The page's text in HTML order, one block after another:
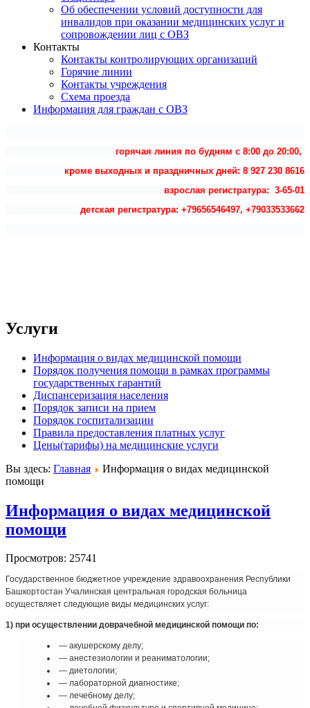
Об обеспечении условий доступности для
инвалидов при оказании медицинских услуг и
сопровождении лиц с ОВЗ
Контакты
Контакты контролирующих организаций
Горячие линии
Контакты учреждения
Схема проезда
Информация для граждан с ОВЗ
горячая линия по будням с 8:00 до 20:00,
кроме выходных и праздничных дней: 8 927 230 8616
взрослая регистратура: 3-65-01
детская регистратура: +79656546497, +79033533662
Услуги
Информация о видах медицинской помощи
Порядок получения помощи в рамках программы
государственных гарантий
Диспансеризация населения
Порядок записи на прием
Порядок госпитализации
Правила предоставления платных услуг
Цены(тарифы) на медицинские услуги
Вы здесь: Главная
Информация о видах медицинской
помощи
Информация о видах медицинской
помощи
Просмотров: 25741
Государственное бюджетное учреждение здравоохранения Республики
Башкортостан Учалинская центральная городская больница
осуществляет следующие виды медицинских услуг:
1) при осуществлении доврачебной медицинской помощи по:
— акушерскому делу;
— анестезиологии и реаниматологии;
— диетологии;
— лабораторной диагностике;
— лечебному делу;